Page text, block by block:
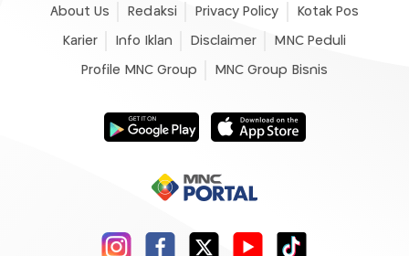
About Us Redaksi Privacy Policy Kotak Pos
Karier Info Iklan Disclaimer MNC Peduli
Profile MNC Group MNC Group Bisnis